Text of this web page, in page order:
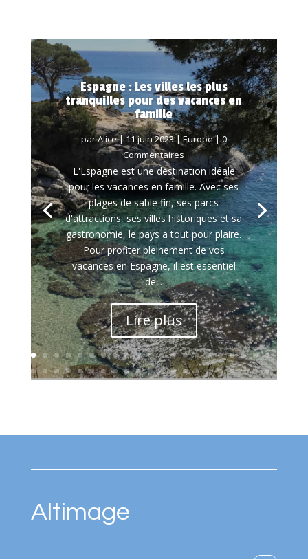
Espagne : Les villes les plus
tranquilles pour des vacances en
famille
parAlice|11 juin 2023|Europe| 0
Commentaires
L'Espagne est une destination idéale
pour les vacances en famille. Avec ses
plages de sable fin, ses parcs
d'attractions, ses villes historiques et sa
gastronomie, le pays a tout pour plaire.
Pour profiter pleinement de vos
vacances en Espagne, il est essentiel
de...
Lire plus
Altimage